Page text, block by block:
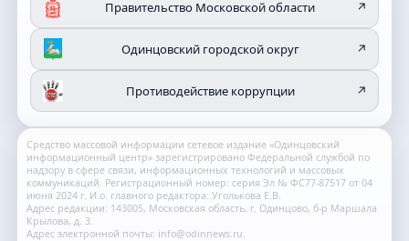
Правительство Московской области ↗
Одинцовский городской округ ↗
Противодействие коррупции ↗
Средство массовой информации сетевое издание «Одинцовский
информационный центр» зарегистрировано Федеральной службой по
надзору в сфере связи, информационных технологий и массовых
коммуникаций. Регистрационный номер: серия Эл № ФС77-87517 от 04
июня 2024 г. И.о. главного редактора: Уголькова Е.В.
Адрес редакции: 143005, Московская область, г. Одинцово, б-р Маршала
Крылова, д. 3.
Адрес электронной почты: info@odinnews.ru.